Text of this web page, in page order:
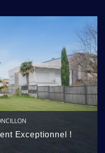
Exceptionnel !